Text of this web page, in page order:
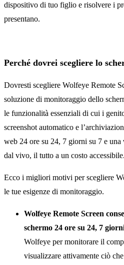
dispositivo di tuo figlio e risolvere i
presentano.
Perché dovrei scegliere lo
Dovresti scegliere Wolfeye Remote
soluzione di monitoraggio dello
le funzionalità essenziali di cui i
screenshot automatico e
web 24 ore su 24, 7 giorni su 7 e
dal vivo, il tutto a un costo accessibile.
Ecco i migliori motivi per scegliere
le tue esigenze di monitoraggio.
Wolfeye Remote Screen
schermo 24 ore su 24, 7
Wolfeye per monitorare il
visualizzare attivamente ciò